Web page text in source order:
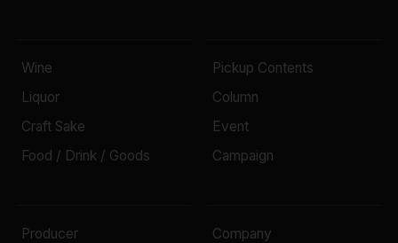
Wine
Liquor
Craft Sake
Food / Drink / Goods
Pickup Contents
Column
Event
Campaign
Producer
Company